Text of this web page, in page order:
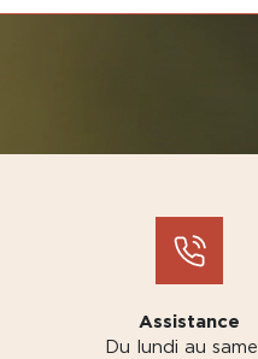
Assistance
Du lundi au